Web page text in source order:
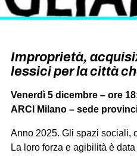
Improprietà,
lessici per la città
Venerdì 5 dicembre – ore
ARCI Milano – sede
Anno 2025. Gli spazi sociali,
La loro forza e agibilità è